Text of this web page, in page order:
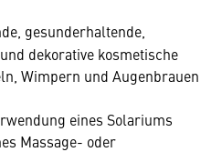
gesunderhaltende,
dekorative kosmetische
Wimpern und Augenbrauen
eines Solariums
Massage- oder